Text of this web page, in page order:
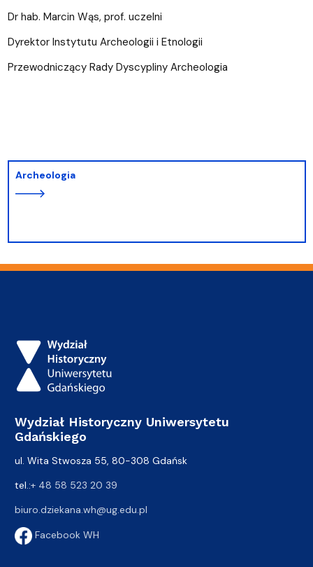
Dr hab. Marcin Wąs, prof. uczelni
Dyrektor Instytutu Archeologii i Etnologii
Przewodniczący Rady Dyscypliny Archeologia
Archeologia
Wydział Historyczny Uniwersytetu
Gdańskiego
ul. Wita Stwosza 55, 80-308 Gdańsk
tel.:+ 48 58 523 20 39
biuro.dziekana.wh@ug.edu.pl
Facebook WH